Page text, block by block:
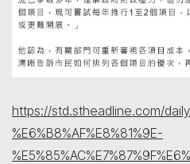
https://std.stheadline.com/
%E6%B8%AF%E8%81%9E-